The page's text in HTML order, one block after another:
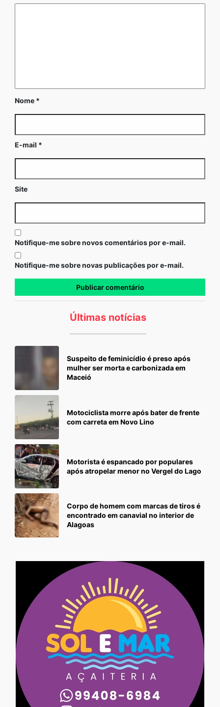
Nome *
E-mail *
Site
Notifique-me sobre novos comentários por e-mail.
Notifique-me sobre novas publicações por e-mail.
Últimas notícias
Suspeito de feminicídio é preso após
mulher ser morta e carbonizada em
Maceió
Motociclista morre após bater de frente
com carreta em Novo Lino
Motorista é espancado por populares
após atropelar menor no Vergel do Lago
Corpo de homem com marcas de tiros é
encontrado em canavial no interior de
Alagoas